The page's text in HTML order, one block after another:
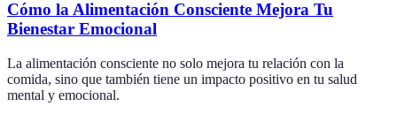
Cómo la Alimentación Consciente Mejora Tu
Bienestar Emocional
La alimentación consciente no solo mejora tu relación con la
comida, sino que también tiene un impacto positivo en tu salud
mental y emocional.